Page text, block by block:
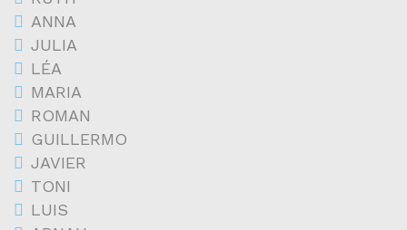
ANNA
JULIA
LÉA
MARIA
ROMAN
GUILLERMO
JAVIER
TONI
LUIS